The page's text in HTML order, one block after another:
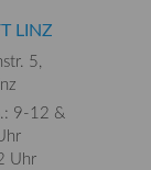
LINZ
5,
9-12 &
Uhr